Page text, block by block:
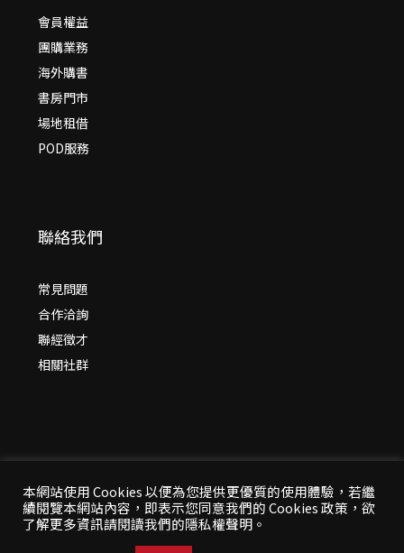
會員權益
團購業務
海外購書
書房門市
場地租借
POD服務
聯絡我們
常見問題
合作洽詢
聯經徵才
相關社群
© 2026 年聯經出版：思考，連結過去與未來
All Rights Reserved | 本站台資料為版權所有，非經同
意請勿作任何形式之轉載使用
本網站使用 Cookies 以便為您提供更優質的使用體驗，若繼
續閱覽本網站內容，即表示您同意我們的 Cookies 政策，欲
了解更多資訊請閱讀我們的隱私權聲明。